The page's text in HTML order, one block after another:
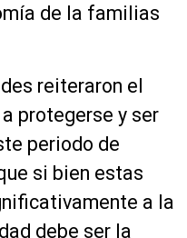
de la familias
reiteraron el
protegerse y ser
periodo de
si bien estas
a la
debe ser la